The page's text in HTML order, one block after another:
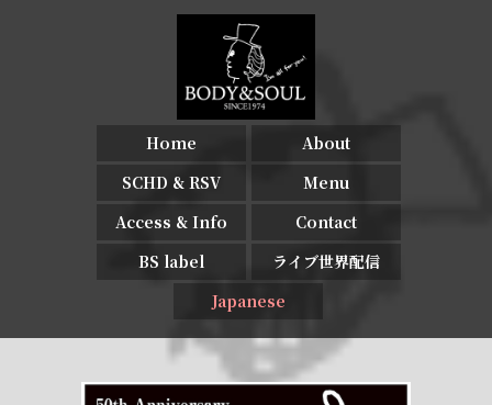
Home
About
SCHD & RSV
Menu
Access & Info
Contact
BS label
ライブ世界配信
Japanese